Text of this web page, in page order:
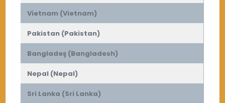
Vietnam (Vietnam)
Pakistan (Pakistan)
Bangladeş (Bangladesh)
Nepal (Nepal)
Sri Lanka (Sri Lanka)